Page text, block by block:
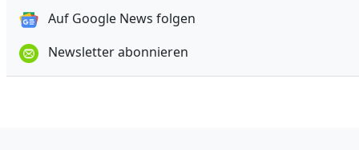
Auf Google News folgen
Newsletter abonnieren